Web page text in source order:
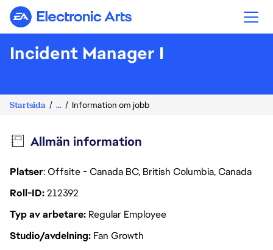
Electronic Arts
Incident Manager I
Startsida ... Information om jobb
Allmän information
Platser: Offsite - Canada BC, British Columbia, Canada
Roll-ID212392
Typ av arbetare Regular Employee
Studio/avdelning Fan Growth